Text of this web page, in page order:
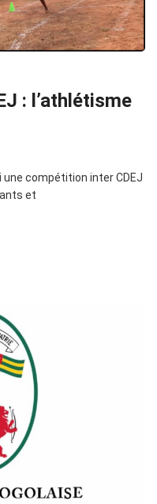
: l’athlétisme
une compétition inter CDEJ
et